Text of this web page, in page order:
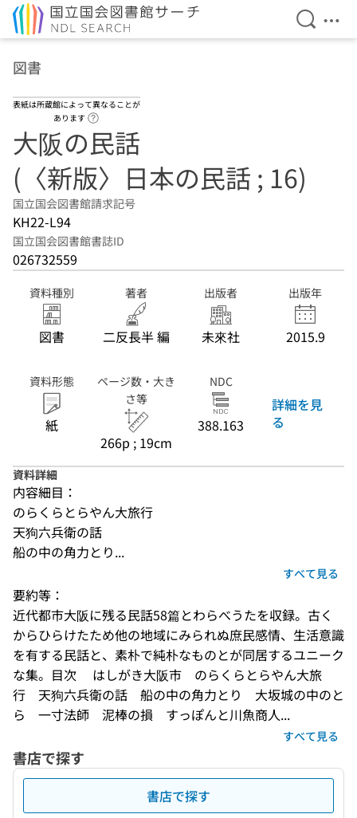
検索を
メ
図書
表紙は所蔵館によって異なることが
あります
大阪の民話
(〈新版〉日本の民話 ; 16)
国立国会図書館請求記号
KH22-L94
国立国会図書館書誌ID
026732559
資料種別
図書
著者
二反長半 編
出版者
未來社
出版年
2015.9
資料形態
紙
ページ数・大き
さ等
266p ; 19cm
NDC
388.163
詳細を見
る
資料詳細
内容細目：
のらくらとらやん大旅行
天狗六兵衛の話
船の中の角力とり...
すべて見る
要約等：
近代都市大阪に残る民話58篇とわらべうたを収録。古く
からひらけたため他の地域にみられぬ庶民感情、生活意識
を有する民話と、素朴で純朴なものとが同居するユニーク
な集。目次 　はしがき大阪市　のらくらとらやん大旅
行　天狗六兵衛の話　船の中の角力とり　大坂城の中のと
ら　一寸法師　泥棒の損　すっぽんと川魚商人...
すべて見る
書店で探す
書店で探す